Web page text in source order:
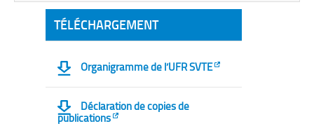
TÉLÉCHARGEMENT
Organigramme de l’UFR SVTE
Déclaration de copies de
publications